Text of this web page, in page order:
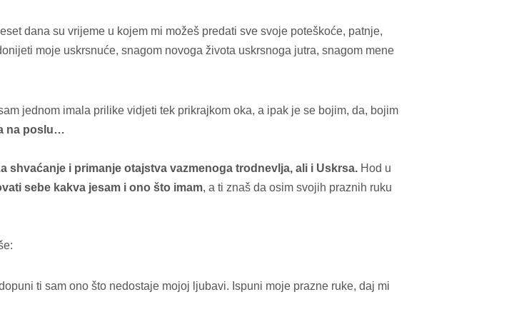
dana su vrijeme u kojem mi možeš predati sve svoje poteškoće, patnje,
moje uskrsnuće, snagom novoga života uskrsnoga jutra, snagom mene
jednom imala prilike vidjeti tek prikrajkom oka, a ipak je se bojim, da, bojim
na poslu…
shvaćanje i primanje otajstva vazmenoga trodnevlja, ali i Uskrsa. Hod u
sebe kakva jesam i ono što imam, a ti znaš da osim svojih praznih ruku
ti sam ono što nedostaje mojoj ljubavi. Ispuni moje prazne ruke, daj mi